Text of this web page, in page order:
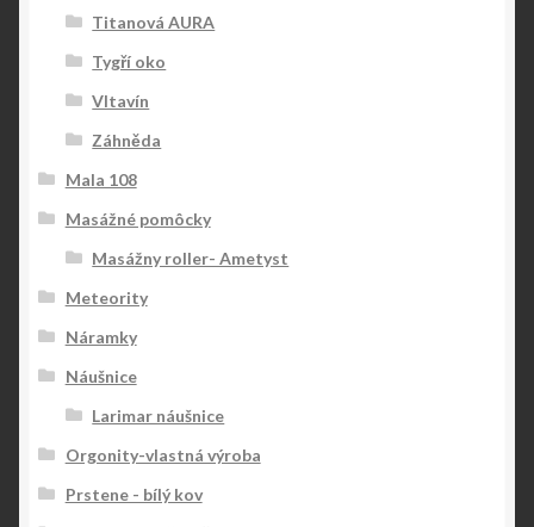
Titanová AURA
Tygří oko
Vltavín
Záhněda
Mala 108
Masážné pomôcky
Masážny roller- Ametyst
Meteority
Náramky
Náušnice
Larimar náušnice
Orgonity-vlastná výroba
Prstene - bílý kov